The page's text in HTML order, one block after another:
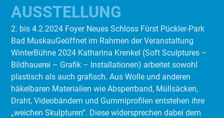
AUSSTELLUNG
2. bis 4.2.2024 Foyer Neues Schloss Fürst Pückler-Park
Bad MuskauGeöffnet im Rahmen der Veranstaltung
WinterBühne 2024 Katharina Krenkel (Soft Sculptures –
Bildhauerei – Grafik – Installationen) arbeitet sowohl
plastisch als auch grafisch. Aus Wolle und anderen
häkelbaren Materialien wie Absperrband, Müllsäcken,
Draht, Videobändern und Gummiprofilen entstehen ihre
„weichen Skulpturen“. Diese widersprechen dabei dem